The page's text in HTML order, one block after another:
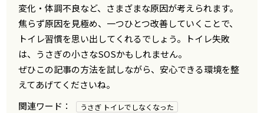
変化・体調不良など、さまざまな原因が考えられます。
焦らず原因を見極め、一つひとつ改善していくことで、
トイレ習慣を思い出してくれるでしょう。トイレ失敗
は、うさぎの小さなSOSかもしれません。
ぜひこの記事の方法を試しながら、安心できる環境を整
えてあげてくださいね。
うさぎ トイレでしなくなった